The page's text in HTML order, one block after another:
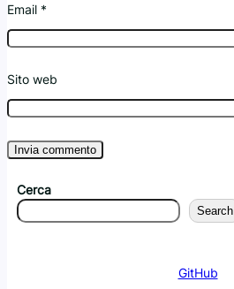
Email *
Sito web
Cerca
Search
GitHub